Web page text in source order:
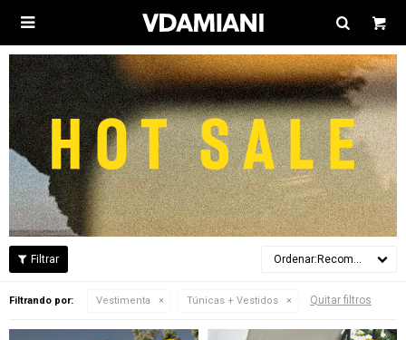

Recomendados
Filtrando por: Vestimenta Túnicas + Vestidos Quitar filtros